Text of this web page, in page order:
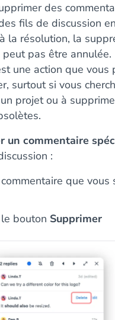
des
fils de discussion
la résolution, la
pas être annulée.
une action que vous
surtout si vous
projet ou à
un commentaire
:
que vous
bouton Supprimer